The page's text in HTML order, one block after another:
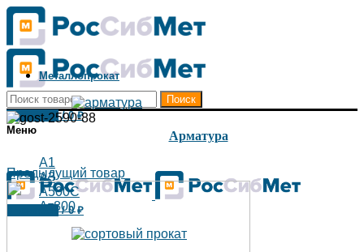
Поиск
0товаров / 0₽
Меню
/ 0₽
Металлопрокат
Арматура
А1
А3
А500С
Ат800
Предыдущий товар